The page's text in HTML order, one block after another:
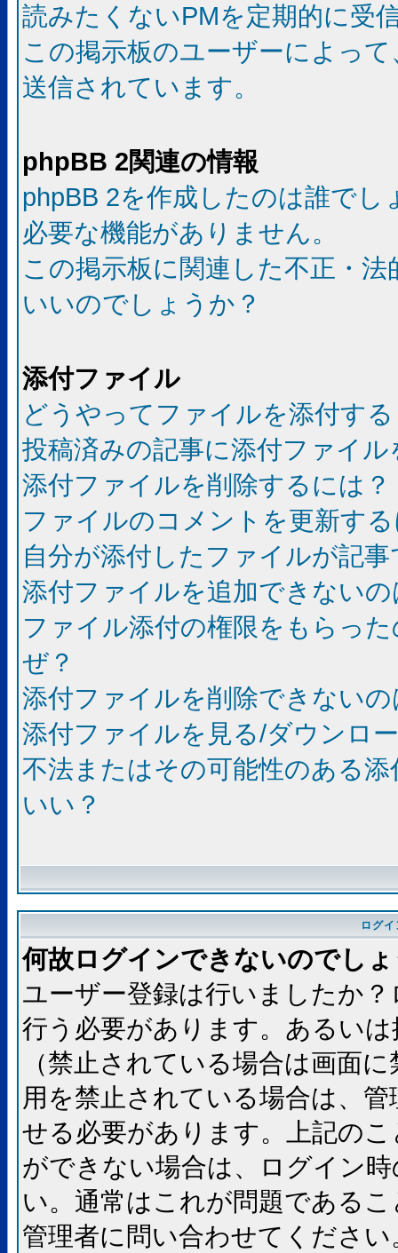
読みたくないPMを定期的に受
この掲示板のユーザーによっ
送信されています。
phpBB 2関連の情報
phpBB 2を作成したのは誰でし
必要な機能がありません。
この掲示板に関連した不正・
いいのでしょうか？
添付ファイル
どうやってファイルを添付す
投稿済みの記事に添付ファイ
添付ファイルを削除するには？
ファイルのコメントを更新す
自分が添付したファイルが記
添付ファイルを追加できない
ファイル添付の権限をもらっ
ぜ？
添付ファイルを削除できない
添付ファイルを見る/ダウンロ
不法またはその可能性のある
いい？
ログ
何故ログインできないのでし
ユーザー登録は行いましたか
行う必要があります。あるい
（禁止されている場合は画面
用を禁止されている場合は、
せる必要があります。上記の
ができない場合は、ログイン
い。通常はこれが問題である
管理者に問い合わせてください